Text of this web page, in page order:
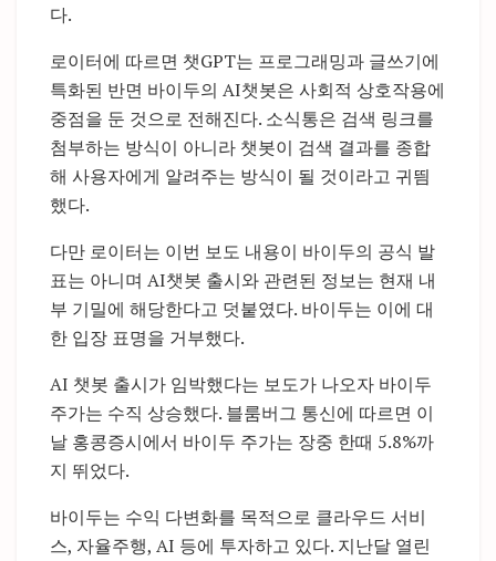
다.
로이터에 따르면 챗GPT는 프로그래밍과 글쓰기에
특화된 반면 바이두의 AI챗봇은 사회적 상호작용에
중점을 둔 것으로 전해진다. 소식통은 검색 링크를
첨부하는 방식이 아니라 챗봇이 검색 결과를 종합
해 사용자에게 알려주는 방식이 될 것이라고 귀띔
했다.
다만 로이터는 이번 보도 내용이 바이두의 공식 발
표는 아니며 AI챗봇 출시와 관련된 정보는 현재 내
부 기밀에 해당한다고 덧붙였다. 바이두는 이에 대
한 입장 표명을 거부했다.
AI 챗봇 출시가 임박했다는 보도가 나오자 바이두
주가는 수직 상승했다. 블룸버그 통신에 따르면 이
날 홍콩증시에서 바이두 주가는 장중 한때 5.8%까
지 뛰었다.
바이두는 수익 다변화를 목적으로 클라우드 서비
스, 자율주행, AI 등에 투자하고 있다. 지난달 열린